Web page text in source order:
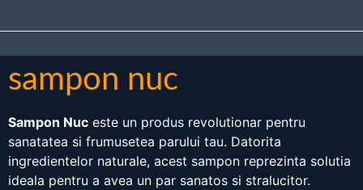
sampon nuc
Sampon Nuc este un produs revolutionar pentru
sanatatea si frumusetea parului tau. Datorita
ingredientelor naturale, acest sampon reprezinta solutia
ideala pentru a avea un par sanatos si stralucitor.